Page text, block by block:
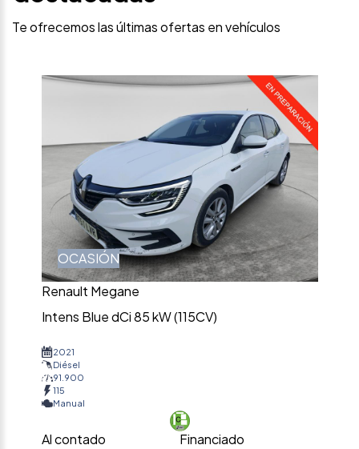
Te ofrecemos las últimas ofertas en vehículos
OCASIÓN
Renault Megane
Intens Blue dCi 85 kW (115CV)
2021
Diésel
91.900
115
Manual
Al contado
Financiado